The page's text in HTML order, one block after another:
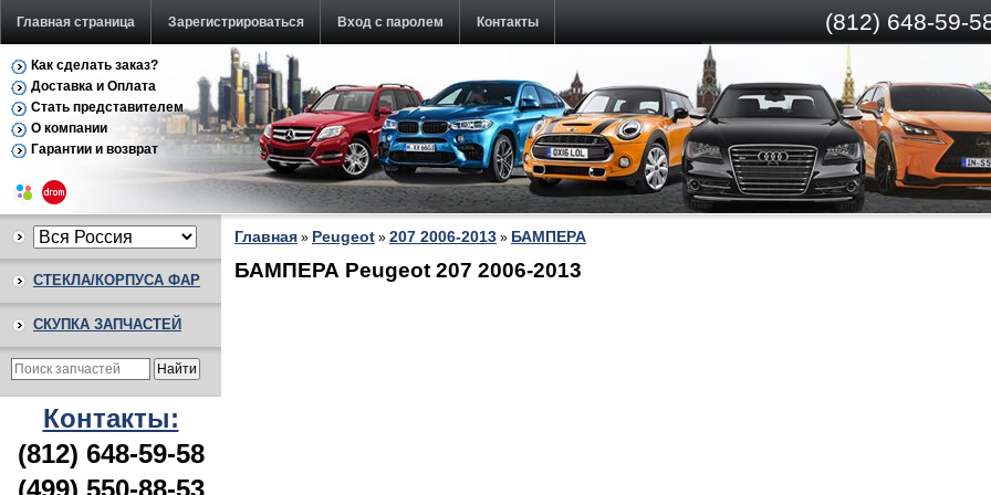
Главная страница Зарегистрироваться Вход с паролем Контакты (812) 648-59-
Как сделать заказ?
Доставка и Оплата
Стать представителем
О компании
Гарантии и возврат
СТЕКЛА/КОРПУСА ФАР
СКУПКА ЗАПЧАСТЕЙ
Контакты:
(812) 648-59-58
(499) 550-88-53
Главная » Peugeot » 207 2006-2013 » БАМПЕРА
БАМПЕРА Peugeot 207 2006-2013